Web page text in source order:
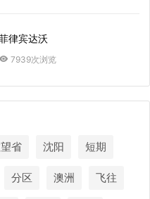
律宾达沃
7939次浏览
省 沈阳 短期
分区 澳洲 飞往